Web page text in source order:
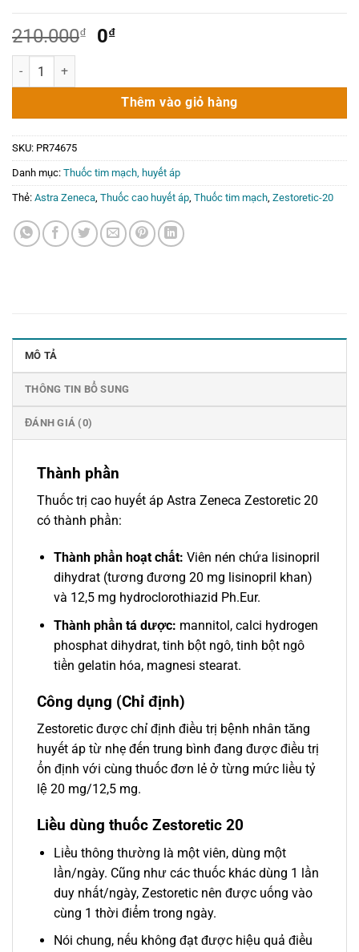
210.000₫
Giá
210.000₫.
0₫Giá
là:
0₫.
Thuốc trị cao huyết áp Astra Zeneca Zestoretic 20 28 viên số lượng
Thêm vào giỏ hàng
SKU: PR74675
Danh mục: Thuốc tim mạch, huyết áp
Thẻ: Astra Zeneca Thuốc cao huyết áp Thuốc tim mạch Zestoretic-20
MÔ TẢ
THÔNG TIN BỔ SUNG
ĐÁNH GIÁ (0)
Thành phần
Thuốc trị cao huyết áp Astra Zeneca Zestoretic 20
có thành phần:
Thành phần hoạt chất: Viên nén chứa lisinopril
dihydrat (tương đương 20 mg lisinopril khan)
và 12,5 mg hydroclorothiazid Ph.Eur.
Thành phần tá dược: mannitol, calci hydrogen
phosphat dihydrat, tinh bột ngô, tinh bột ngô
tiền gelatin hóa, magnesi stearat.
Công dụng (Chỉ định)
Zestoretic được chỉ định điều trị bệnh nhân tăng
huyết áp từ nhẹ đến trung bình đang được điều trị
ổn định với cùng thuốc đơn lẻ ở từng mức liều tỷ
lệ 20 mg/12,5 mg.
Liều dùng thuốc Zestoretic 20
Liều thông thường là một viên, dùng một
lần/ngày. Cũng như các thuốc khác dùng 1 lần
duy nhất/ngày, Zestoretic nên được uống vào
cùng 1 thời điểm trong ngày.
Nói chung, nếu không đạt được hiệu quả điều